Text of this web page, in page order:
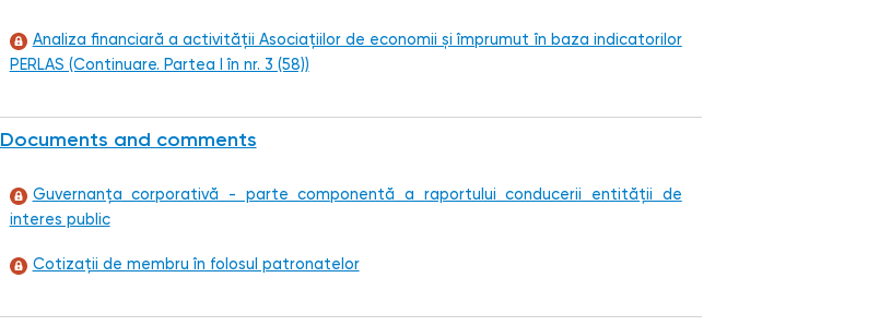
Analiza financiară a activității Asociațiilor de economii și împrumut în baza indicatorilor
PERLAS (Continuare. Partea I în nr. 3 (58))
Documents and comments
Guvernanța corporativă - parte componentă a raportului conducerii entității de
interes public
Cotizații de membru în folosul patronatelor